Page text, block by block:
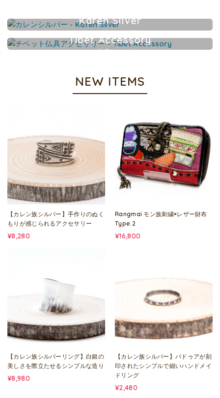
Karen Silver
カレンシルバーアクセサリー
Tibet Accessory
チベット仏具アクセサリー
NEW ITEMS
【カレン族シルバー】手作りのぬく
もりが感じられるアクセサリー
¥8,280
Rangmai モン族刺繍×レザー財布
Type.2
¥16,800
【カレン族シルバーリング】白銀の
美しさを際立たせるシンプルな造り
¥8,980
【カレン族シルバー】パドゥアが刻
印されたシンプルで細いハンドメイ
ドリング
¥2,480